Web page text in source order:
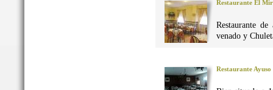
Restaurante El
Restaurante
venado y
Restaurante Ayuso